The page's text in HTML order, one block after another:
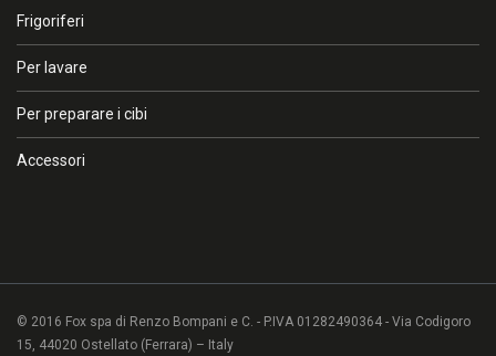
dal colore reale che non può essere riprodotto in modo fedele,
se non tramite campioni dello stesso materiale verniciati con le
stesse tecniche. In caso di necessità, invitiamo pertanto a
Frigoriferi
Per lavare
Per preparare i cibi
Accessori
© 2016 Fox spa di Renzo Bompani e C. - P.IVA 01282490364 - Via Codigoro
15, 44020 Ostellato (Ferrara) – Italy